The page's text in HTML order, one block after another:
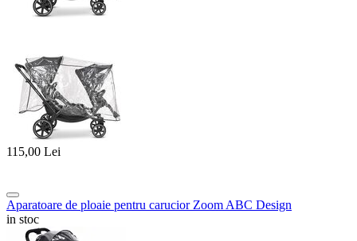
115,00 Lei
Aparatoare de ploaie pentru carucior Zoom ABC Design
in stoc